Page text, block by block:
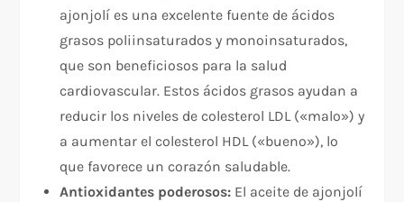
ajonjolí es una excelente fuente de ácidos
grasos poliinsaturados y monoinsaturados,
que son beneficiosos para la salud
cardiovascular. Estos ácidos grasos ayudan a
reducir los niveles de colesterol LDL («malo») y
a aumentar el colesterol HDL («bueno»), lo
que favorece un corazón saludable.
Antioxidantes poderosos: El aceite de ajonjolí